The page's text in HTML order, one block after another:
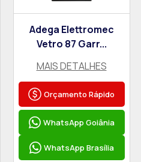
Adega Elettromec
Vetro 87 Garr...
MAIS DETALHES
Orçamento Rápido
WhatsApp Goiânia
WhatsApp Brasília